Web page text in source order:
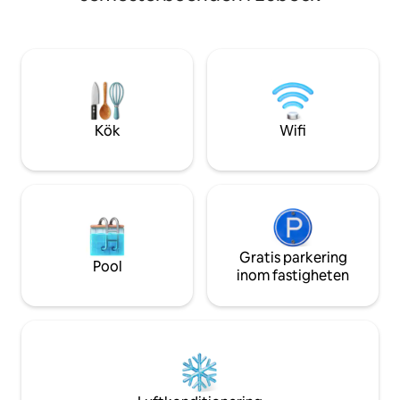
ha båtturer,
mera.
Kök Wifi
Pool
Gratis parkering
inom fastigheten